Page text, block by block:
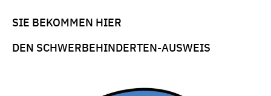
SIE BEKOMMEN HIER
DEN SCHWERBEHINDERTEN-AUSWEIS